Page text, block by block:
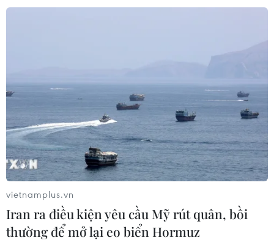
vietnamplus.vn
Iran ra điều kiện yêu cầu Mỹ rút quân, bồi
thường để mở lại eo biển Hormuz